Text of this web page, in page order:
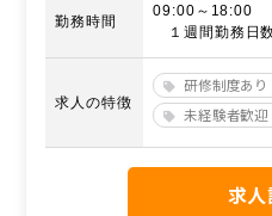
勤務時間
09:00～18:00
１週間勤務日
求人の特徴
研修制度あり
未経験者歓迎
求人